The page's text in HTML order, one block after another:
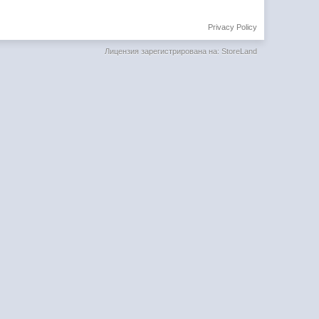
Privacy Policy
Лицензия зарегистрирована на: StoreLand